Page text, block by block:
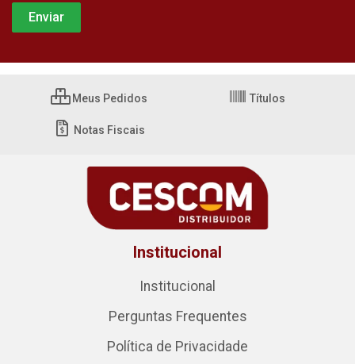
Meus Pedidos Títulos
Notas Fiscais
Institucional
Institucional
Perguntas Frequentes
Política de Privacidade